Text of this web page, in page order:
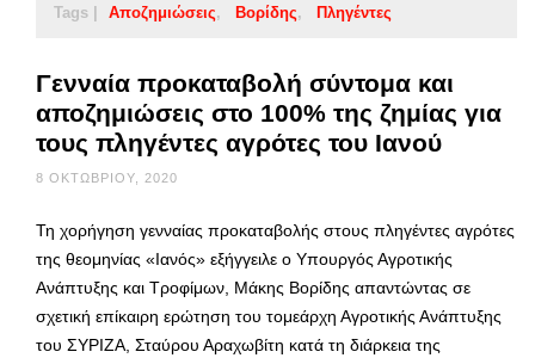
Tags | Αποζημιώσεις Βορίδης Πληγέντες
Γενναία προκαταβολή σύντομα και
αποζημιώσεις στο 100% της ζημίας για
τους πληγέντες αγρότες του Ιανού
8 ΟΚΤΩΒΡΊΟΥ, 2020
Τη χορήγηση γενναίας προκαταβολής στους πληγέντες αγρότες
της θεομηνίας «Ιανός» εξήγγειλε ο Υπουργός Αγροτικής
Ανάπτυξης και Τροφίμων, Μάκης Βορίδης απαντώντας σε
σχετική επίκαιρη ερώτηση του τομεάρχη Αγροτικής Ανάπτυξης
του ΣΥΡΙΖΑ, Σταύρου Αραχωβίτη κατά τη διάρκεια της